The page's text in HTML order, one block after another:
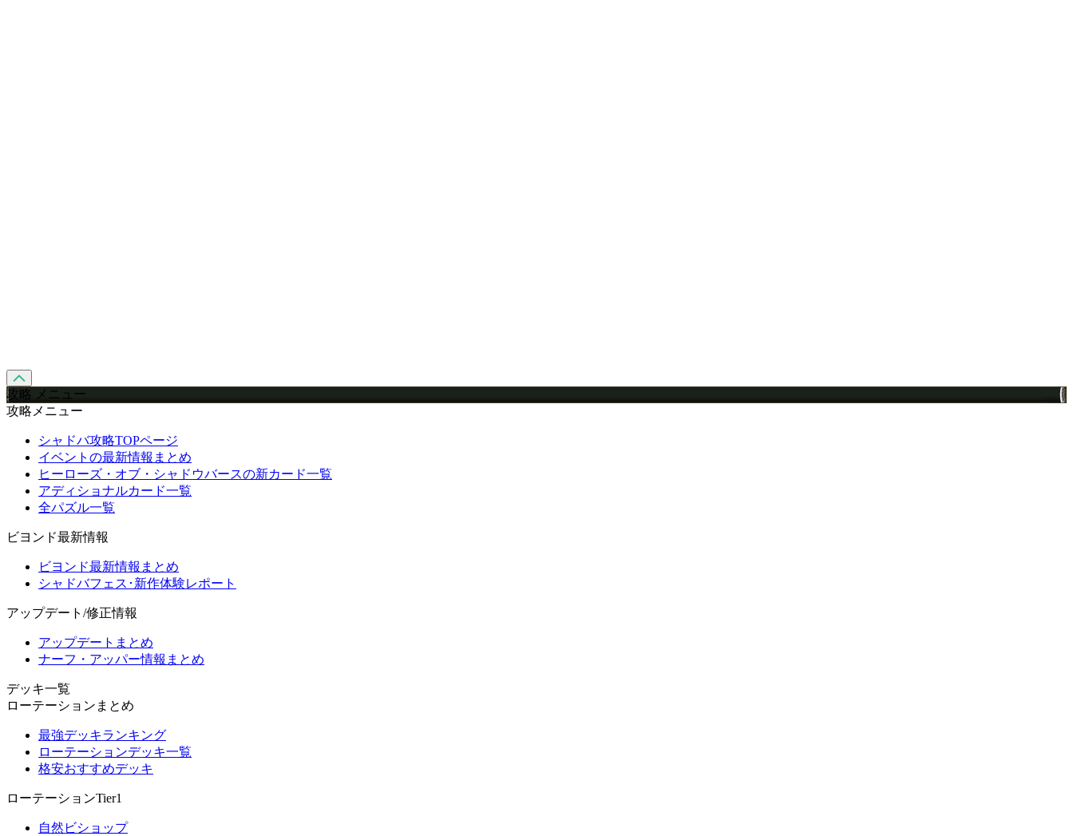
攻略 メニュー
攻略メニュー
シャドバ攻略TOPページ
イベントの最新情報まとめ
ヒーローズ・オブ・シャドウバースの新カード一覧
アディショナルカード一覧
全パズル一覧
ビヨンド最新情報
ビヨンド最新情報まとめ
シャドバフェス･新作体験レポート
アップデート/修正情報
アップデートまとめ
ナーフ・アッパー情報まとめ
デッキ一覧
ローテーションまとめ
最強デッキランキング
ローテーションデッキ一覧
格安おすすめデッキ
ローテーションTier1
自然ビショップ